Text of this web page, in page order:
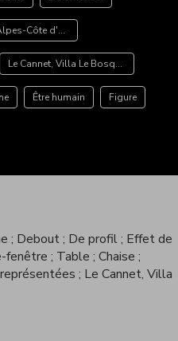
Provence-Alpes-Côte d'Azur
Le Cannet, Villa Le Bosquet
Être humain Figure
; Debout; De profil; Effet de
fenêtre; Table; Chaise;
représentées; Le Cannet, Villa